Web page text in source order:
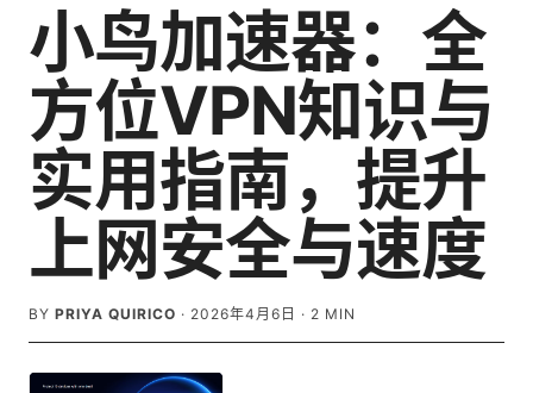
小鸟加速器：全
方位VPN知识与
实用指南，提升
上网安全与速度
BY PRIYA QUIRICO · 2026年4月6日 · 2 MIN